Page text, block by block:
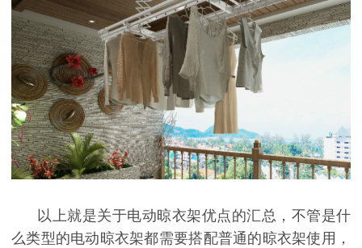
以上就是关于电动晾衣架优点的汇总，不管是什
么类型的电动晾衣架都需要搭配普通的晾衣架使用，